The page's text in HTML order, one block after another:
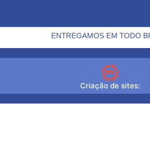
ENTREGAMOS EM TODO
Criação de sites: